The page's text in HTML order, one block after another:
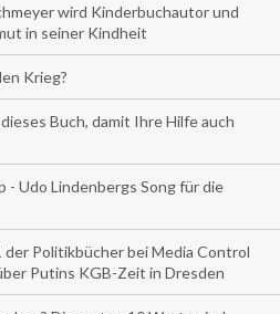
wird Kinderbuchautor und
in seiner Kindheit
Krieg?
Buch, damit Ihre Hilfe auch
- Udo Lindenbergs Song für die
der Politikbücher bei Media Control
Putins KGB-Zeit in Dresden